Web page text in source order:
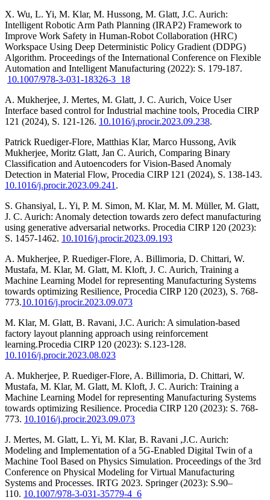
X. Wu, L. Yi, M. Klar, M. Hussong, M. Glatt, J.C. Aurich:
Intelligent Robotic Arm Path Planning (IRAP2) Framework to
Improve Work Safety in Human-Robot Collaboration (HRC)
Workspace Using Deep Deterministic Policy Gradient (DDPG)
Algorithm. Proceedings of the International Conference on Flexible
Automation and Intelligent Manufacturing (2022): S. 179-187.
10.1007/978-3-031-18326-3_18
A. Mukherjee, J. Mertes, M. Glatt, J. C. Aurich, Voice User
Interface based control for Industrial machine tools, Procedia CIRP
121 (2024), S. 121-126. 10.1016/j.procir.2023.09.238.
Patrick Ruediger-Flore, Matthias Klar, Marco Hussong, Avik
Mukherjee, Moritz Glatt, Jan C. Aurich, Comparing Binary
Classification and Autoencoders for Vision-Based Anomaly
Detection in Material Flow, Procedia CIRP 121 (2024), S. 138-143.
10.1016/j.procir.2023.09.241 .
S. Ghansiyal, L. Yi, P. M. Simon, M. Klar, M. M. Müller, M. Glatt,
J. C. Aurich: Anomaly detection towards zero defect manufacturing
using generative adversarial networks. Procedia CIRP 120 (2023):
S. 1457-1462. 10.1016/j.procir.2023.09.193
A. Mukherjee, P. Ruediger-Flore, A. Billimoria, D. Chittari, W.
Mustafa, M. Klar, M. Glatt, M. Kloft, J. C. Aurich, Training a
Machine Learning Model for representing Manufacturing Systems
towards optimizing Resilience, Procedia CIRP 120 (2023), S. 768-
773.10.1016/j.procir.2023.09.073
M. Klar, M. Glatt, B. Ravani, J.C. Aurich: A simulation-based
factory layout planning approach using reinforcement
learning.Procedia CIRP 120 (2023): S.123-128.
10.1016/j.procir.2023.08.023
A. Mukherjee, P. Ruediger-Flore, A. Billimoria, D. Chittari, W.
Mustafa, M. Klar, M. Glatt, M. Kloft, J. C. Aurich: Training a
Machine Learning Model for representing Manufacturing Systems
towards optimizing Resilience. Procedia CIRP 120 (2023): S. 768-
773. 10.1016/j.procir.2023.09.073
J. Mertes, M. Glatt, L. Yi, M. Klar, B. Ravani ,J.C. Aurich:
Modeling and Implementation of a 5G-Enabled Digital Twin of a
Machine Tool Based on Physics Simulation. Proceedings of the 3rd
Conference on Physical Modeling for Virtual Manufacturing
Systems and Processes. IRTG 2023. Springer (2023): S.90–
110. 10.1007/978-3-031-35779-4_6